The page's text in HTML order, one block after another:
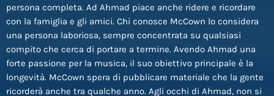
persona completa. Ad Ahmad piace anche ridere e ricordare
con la famiglia e gli amici. Chi conosce McCown lo considera
una persona laboriosa, sempre concentrata su qualsiasi
compito che cerca di portare a termine. Avendo Ahmad una
forte passione per la musica, il suo obiettivo principale è la
longevità. McCown spera di pubblicare materiale che la gente
ricorderà anche tra qualche anno. Agli occhi di Ahmad, non si